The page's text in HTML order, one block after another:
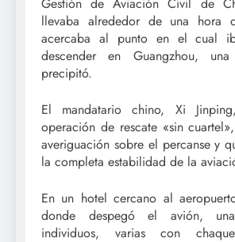
Gestión de Aviación Civil de
llevaba alrededor de una hora
acercaba al punto en el cual
descender en Guangzhou,
precipitó.
El mandatario chino, Xi
operación de rescate «sin
averiguación sobre el percanse y
la completa estabilidad de la
En un hotel cercano al
donde despegó el avión,
individuos, varias con